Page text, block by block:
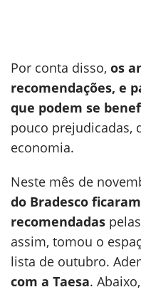
Por conta disso, os
recomendações, e
que podem se
pouco prejudicadas,
economia.
Neste mês de
do Bradesco
recomendadas
assim, tomou o
lista de outubro.
com a Taesa.